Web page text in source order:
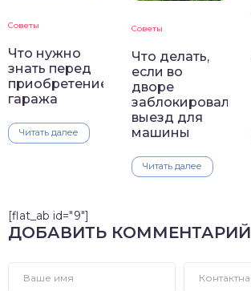
Советы
Что нужно
знать перед
приобретением
гаража
Читать далее
Советы
Что делать,
если во
дворе
заблокировали
выезд для
машины
Читать далее
[flat_ab id="9"]
ДОБАВИТЬ КОММЕНТАРИЙ